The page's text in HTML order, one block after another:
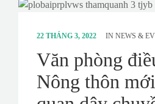
22 THÁNG 3, 2022 IN NEWS &
Văn phòng
Nông thôn